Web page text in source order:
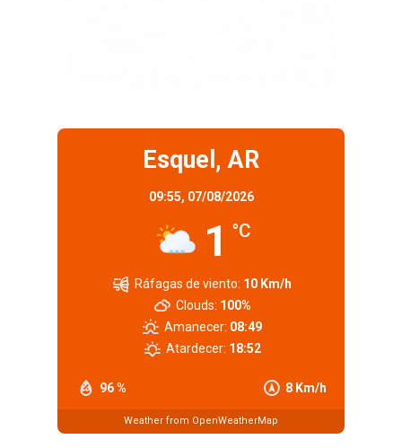
Esquel, AR
09:55, 07/08/2026
1 °C
96 % 8 Km/h
Ráfagas de viento: 10 Km/h
Clouds: 100%
Amanecer: 08:49
Atardecer: 18:52
Weather from OpenWeatherMap